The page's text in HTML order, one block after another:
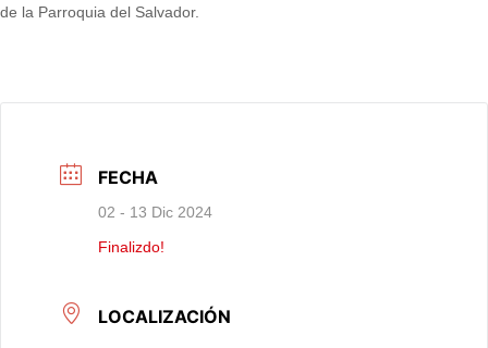
de la Parroquia del Salvador.
FECHA
02 - 13 Dic 2024
Finalizdo!
LOCALIZACIÓN